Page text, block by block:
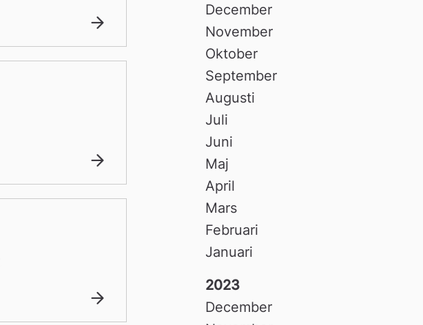
December
November
Oktober
September
Augusti
Juli
Juni
Maj
April
Mars
Februari
Januari
2023
December